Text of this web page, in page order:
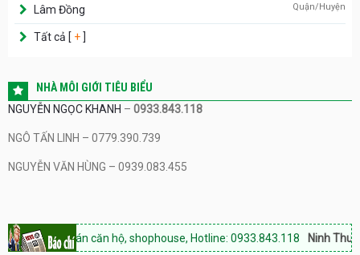
Lâm Đồng Quận/Huyện
Tất cả [ + ]
NHÀ MÔI GIỚI TIÊU BIỂU
NGUYỄN NGỌC KHANH – 0933.843.118
NGÔ TẤN LINH – 0779.390.739
NGUYỄN VĂN HÙNG – 0939.083.455
Bán căn hộ, shophouse, Hotline: 0933.843.118 Ninh Thuận Land: